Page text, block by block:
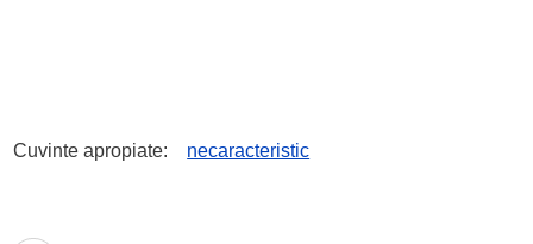
Cuvinte apropiate: necaracteristic